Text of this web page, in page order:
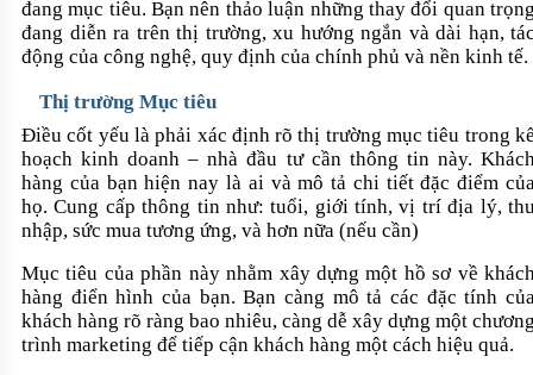
đang mục tiêu. Bạn nên thảo luận những thay đổi quan
đang diễn ra trên thị trường, xu hướng ngắn và dài hạn,
động của công nghệ, quy định của chính phủ và nền kinh tế.
Thị trường Mục tiêu
Điều cốt yếu là phải xác định rõ thị trường mục tiêu trong
hoạch kinh doanh – nhà đầu tư cần thông tin này.
hàng của bạn hiện nay là ai và mô tả chi tiết đặc điểm
họ. Cung cấp thông tin như: tuổi, giới tính, vị trí địa lý,
nhập, sức mua tương ứng, và hơn nữa (nếu cần)
Mục tiêu của phần này nhằm xây dựng một hồ sơ về
hàng điển hình của bạn. Bạn càng mô tả các đặc tính
khách hàng rõ ràng bao nhiêu, càng dễ xây dựng một
trình marketing để tiếp cận khách hàng một cách hiệu quả.